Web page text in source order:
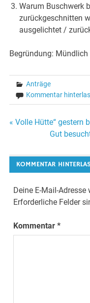
Warum Buschwerk
zurückgeschnitten
ausgelichtet /
Begründung:
Anträge
Kommentar
« Volle Hütte“ gestern
Gut
KOMMENTAR
Deine E-Mail-
Erforderliche Felder
Kommentar*